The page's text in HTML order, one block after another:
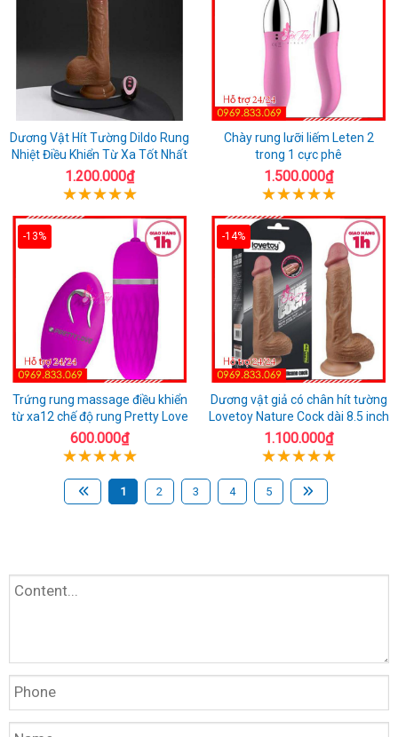
Dương Vật Hít Tường Dildo Rung
Nhiệt Điều Khiển Từ Xa Tốt Nhất
1.200.000₫
Chày rung lưỡi liếm Leten 2
trong 1 cực phê
1.500.000₫
-13%
Trứng rung massage điều khiển
từ xa12 chế độ rung Pretty Love
600.000₫
-14%
Dương vật giả có chân hít tường
Lovetoy Nature Cock dài 8.5 inch
1.100.000₫
1 2 3 4 5